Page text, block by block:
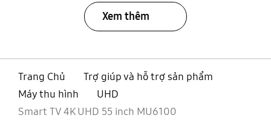
Xem thêm
Trang Chủ
Trợ giúp và hỗ trợ sản phẩm
Máy thu hình
UHD
Smart TV 4K UHD 55 inch MU6100